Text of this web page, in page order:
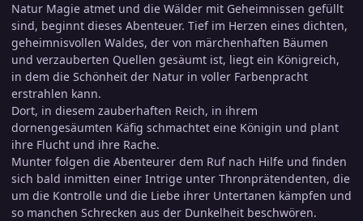
Natur Magie atmet und die Wälder mit Geheimnissen gefüllt
sind, beginnt dieses Abenteuer. Tief im Herzen eines dichten,
geheimnisvollen Waldes, der von märchenhaften Bäumen
und verzauberten Quellen gesäumt ist, liegt ein Königreich,
in dem die Schönheit der Natur in voller Farbenpracht
erstrahlen kann.
Dort, in diesem zauberhaften Reich, in ihrem
dornengesäumten Käfig schmachtet eine Königin und plant
ihre Flucht und ihre Rache.
Munter folgen die Abenteurer dem Ruf nach Hilfe und finden
sich bald inmitten einer Intrige unter Thronprätendenten, die
um die Kontrolle und die Liebe ihrer Untertanen kämpfen und
so manchen Schrecken aus der Dunkelheit beschwören.